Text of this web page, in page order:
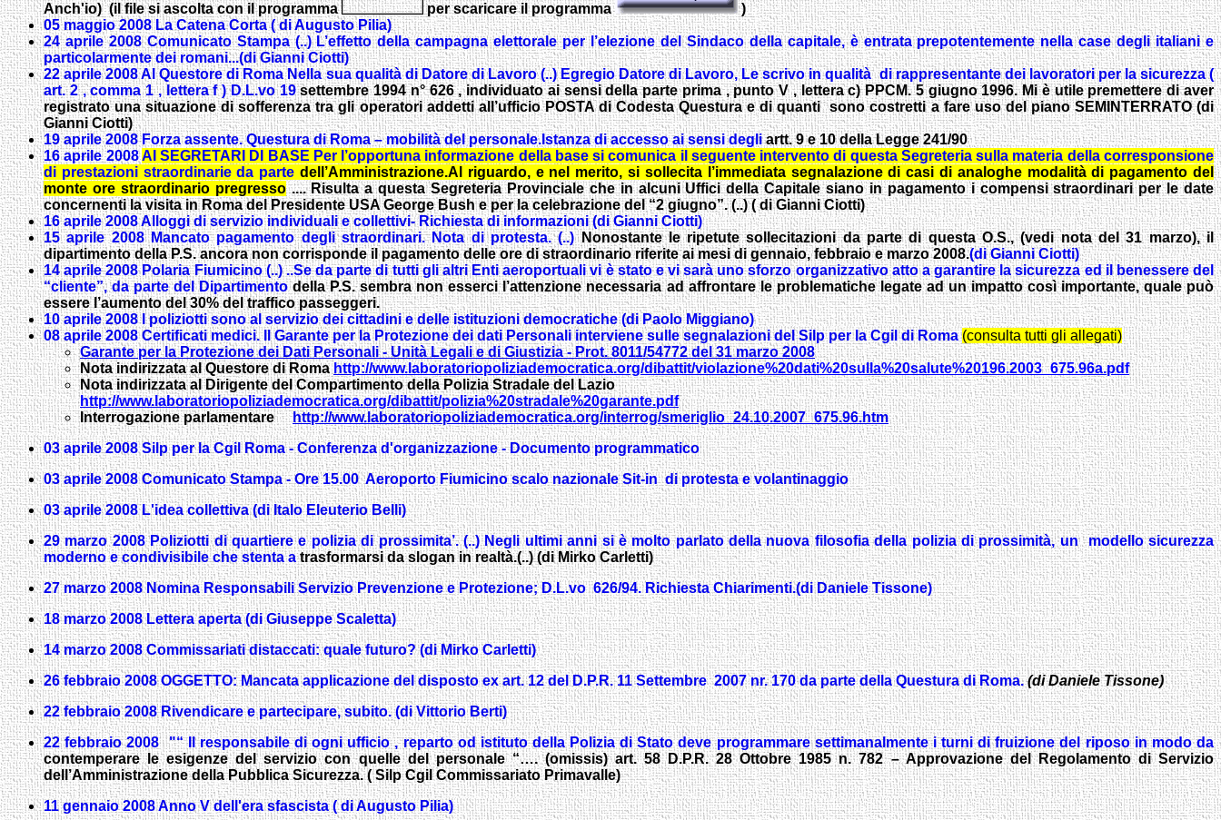
Anch'io) (il file si ascolta con il programma per scaricare il programma
)
05 maggio 2008 La Catena Corta ( di Augusto Pilia)
24 aprile 2008 Comunicato Stampa (..)L’effetto della campagna elettorale per l’elezione del Sindaco della capitale, è entrata prepotentemente nella case degli italiani e
particolarmente dei romani...(di Gianni Ciotti)
22 aprile 2008 Al Questore di RomaNella sua qualità di Datore di Lavoro (..)Egregio Datore di Lavoro, Le scrivo in qualità di rappresentante dei lavoratori per la sicurezza (
art. 2 , comma 1 , lettera f ) D.L.vo 19settembre 1994 n° 626 , individuato ai sensi della parte prima , punto V , lettera c) PPCM. 5 giugno 1996.Mi è utile premettere di aver
registrato una situazione di sofferenza tra gli operatori addetti all’ufficio POSTA di Codesta Questura e di quanti sono costretti a fare uso del piano SEMINTERRATO (di
Gianni Ciotti)
19 aprile 2008 Forza assente. Questura di Roma – mobilità del personale.Istanza di accesso ai sensi degliartt. 9 e 10 della Legge 241/90
16 aprile 2008AI SEGRETARI DI BASE Per l’opportuna informazione della base si comunica il seguente intervento di questa Segreteria sulla materia della corresponsione
di prestazioni straordinarie da partedell’Amministrazione.Al riguardo, e nel merito, si sollecita l’immediata segnalazione di casi di analoghe modalità di pagamento del
monte ore straordinario pregresso.... Risulta a questa Segreteria Provinciale che in alcuni Uffici della Capitale siano in pagamento i compensi straordinari per le date
concernenti la visita in Roma del Presidente USA George Bush e per la celebrazione del “2 giugno”. (..) ( di Gianni Ciotti)
16 aprile 2008 Alloggi di servizio individuali e collettivi- Richiesta di informazioni (di Gianni Ciotti)
15 aprile 2008 Mancato pagamento degli straordinari. Nota di protesta. (..)Nonostante le ripetute sollecitazioni da parte di questa O.S., (vedi nota del 31 marzo), il
dipartimento della P.S. ancora non corrisponde il pagamento delle ore di straordinario riferite ai mesi di gennaio, febbraio e marzo 2008.(di Gianni Ciotti)
14 aprile 2008 Polaria Fiumicino (..) ..Se da parte di tutti gli altri Enti aeroportuali vi è stato e vi sarà uno sforzo organizzativo atto a garantire la sicurezza ed il benessere del
“cliente”, da parte del Dipartimentodella P.S. sembra non esserci l’attenzione necessaria ad affrontare le problematiche legate ad un impatto così importante, quale può
essere l’aumento del 30% del traffico passeggeri.
10 aprile 2008 I poliziotti sono al servizio dei cittadini e delle istituzioni democratiche (di Paolo Miggiano)
08 aprile 2008 Certificati medici. Il Garante per la Protezione dei dati Personali interviene sulle segnalazioni del Silp per la Cgil di Roma (consulta tutti gli allegati)
Garante per la Protezione dei Dati Personali - Unità Legali e di Giustizia - Prot. 8011/54772 del 31 marzo 2008
Nota indirizzata al Questore di Roma http://www.laboratoriopoliziademocratica.org/dibattit/violazione%20dati%20sulla%20salute%20196.2003_675.96a.pdf
Nota indirizzata al Dirigente del Compartimento della Polizia Stradale del Lazio
http://www.laboratoriopoliziademocratica.org/dibattit/polizia%20stradale%20garante.pdf
Interrogazione parlamentare
http://www.laboratoriopoliziademocratica.org/interrog/smeriglio_24.10.2007_675.96.htm
03 aprile 2008 Silp per la Cgil Roma - Conferenza d'organizzazione - Documento programmatico
03 aprile 2008Comunicato Stampa - Ore 15.00 Aeroporto Fiumicino scalo nazionale Sit-in di protesta e volantinaggio
03 aprile 2008 L'idea collettiva (di Italo Eleuterio Belli)
29 marzo 2008 Poliziotti di quartiere e polizia di prossimita’. (..)Negli ultimi anni si è molto parlato della nuova filosofia della polizia di prossimità, un modello sicurezza
moderno e condivisibile che stenta atrasformarsi da slogan in realtà.(..) (di Mirko Carletti)
27 marzo 2008 Nomina Responsabili Servizio Prevenzione e Protezione; D.L.vo 626/94. Richiesta Chiarimenti.(di Daniele Tissone)
18 marzo 2008 Lettera aperta (di Giuseppe Scaletta)
14 marzo 2008 Commissariati distaccati: quale futuro? (di Mirko Carletti)
26 febbraio 2008 OGGETTO: Mancata applicazione del disposto ex art. 12 del D.P.R. 11 Settembre2007 nr. 170 da parte della Questura di Roma.(di Daniele Tissone)
22 febbraio 2008 Rivendicare e partecipare, subito. (di Vittorio Berti)
22 febbraio 2008 "“ Il responsabile di ogni ufficio , reparto od istituto della Polizia di Stato deve programmare settimanalmente i turni di fruizione del riposo in modo da
contemperare le esigenze del servizio con quelle del personale “…. (omissis) art. 58 D.P.R. 28 Ottobre 1985 n. 782 – Approvazione del Regolamento di Servizio
dell’Amministrazione della Pubblica Sicurezza. ( Silp Cgil Commissariato Primavalle)
11 gennaio 2008 Anno V dell'era sfascista ( di Augusto Pilia)